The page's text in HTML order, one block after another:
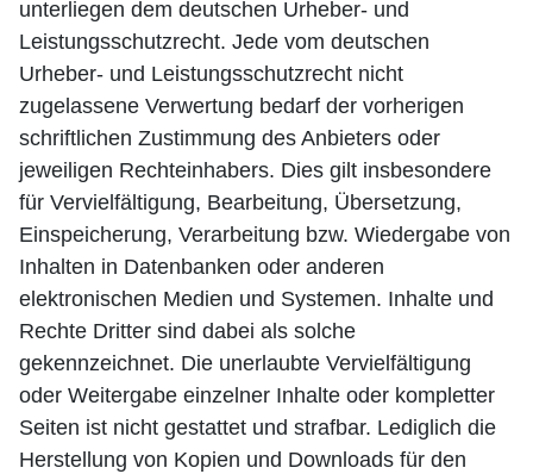
unterliegen dem deutschen Urheber- und
Leistungsschutzrecht. Jede vom deutschen
Urheber- und Leistungsschutzrecht nicht
zugelassene Verwertung bedarf der vorherigen
schriftlichen Zustimmung des Anbieters oder
jeweiligen Rechteinhabers. Dies gilt insbesondere
für Vervielfältigung, Bearbeitung, Übersetzung,
Einspeicherung, Verarbeitung bzw. Wiedergabe von
Inhalten in Datenbanken oder anderen
elektronischen Medien und Systemen. Inhalte und
Rechte Dritter sind dabei als solche
gekennzeichnet. Die unerlaubte Vervielfältigung
oder Weitergabe einzelner Inhalte oder kompletter
Seiten ist nicht gestattet und strafbar. Lediglich die
Herstellung von Kopien und Downloads für den